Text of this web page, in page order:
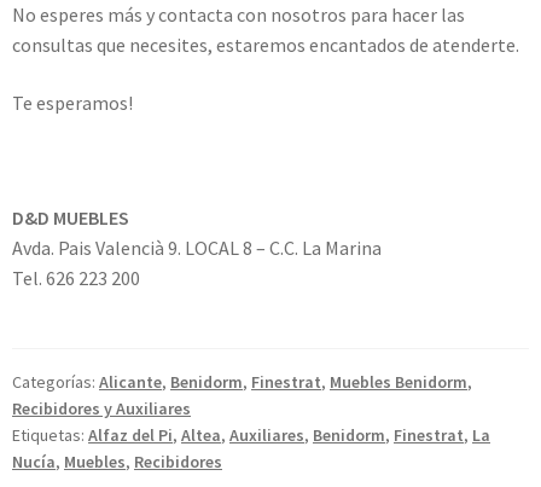
No esperes más y contacta con nosotros para hacer las
consultas que necesites, estaremos encantados de atenderte.
Te esperamos!
D&D MUEBLES
Avda. Pais Valencià 9. LOCAL 8 – C.C. La Marina
Tel. 626 223 200
Categorías: Alicante, Benidorm, Finestrat, Muebles Benidorm,
Recibidores y Auxiliares
Etiquetas: Alfaz del Pi, Altea, Auxiliares, Benidorm, Finestrat, La
Nucía, Muebles, Recibidores